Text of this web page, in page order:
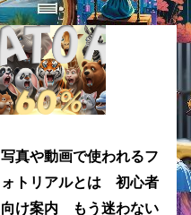
写真や動画で使われるフ
ォトリアルとは 初心者
向け案内 もう迷わない